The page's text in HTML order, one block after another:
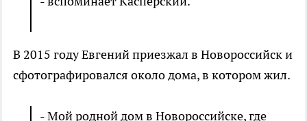
В 2015 году Евгений приезжал в Новороссийск и
сфотографировался около дома, в котором жил.
- Мой родной дом в Новороссийске, где